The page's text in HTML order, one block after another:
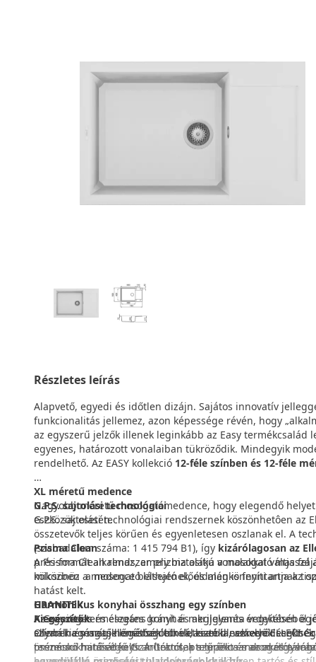
Részletes leírás
Alapvető, egyedi és időtlen dizájn. Sajátos innovatív
funkcionalitás jellemez, azon képessége révén, hogy
az egyszerű jelzők illenek leginkább az Easy
egyenes, határozott vonalaiban tükröződik. Mindegyik
rendelhető. Az EASY kollekció 12-féle színben és 12-féle
XL méretű medence
Nagyobb méretű mosogatómedence, hogy elegendő
eszközök esetén.
Prisma Clean
A Prisma Clean rendszer prizma alakú vonalakkal váltja
kölcsönöz a medence belsejének, és megkönnyíti annak
hatást kelt.
Kiegészítők
Olyan kiegészítők legátfogóbb választéka, amelyek
összecsukható edényszárítóktól, a szűrőkosarakon és a
G.P.S. sajtolási technológiai
G.P.S. sajtolási technológiai rendszernek köszönhetôen az
összetevők teljes körűen és egyenletesen oszlanak el. A
(szabadalom száma: 1 415 794 B1), így kizárólagosan az
prés-formát alkalmaz, amely biztosítja a mosogató
miközben a mosogató látható előoldalán is fenntartja az
GRANITEK
A Granitek természetes gránit és akrilgyanta vegyítéséből
ellenáll a magas hőmérsékletnek, kisebb
terméskő hatását kelti. A Granitek a gránit és az
Harmonikus konyhai összhang egy színben
Az egységes és elegáns konyhai megjelenés érdekében
színben és megjelenésben tökéletesen illeszkedő ELLECI
prémium minőségű Granitec csaptelepek a